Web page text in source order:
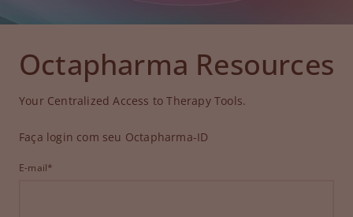
Octapharma Resources
Your Centralized Access to Therapy Tools.
Faça login com seu Octapharma-ID
E-mail*